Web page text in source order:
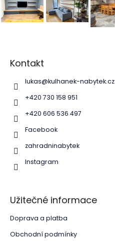
Kontakt
lukas@kulhanek-nabytek.cz
+420 730 158 951
+420 606 536 497
Facebook
zahradninabytek
Instagram
Užitečné informace
Doprava a platba
Obchodní podmínky